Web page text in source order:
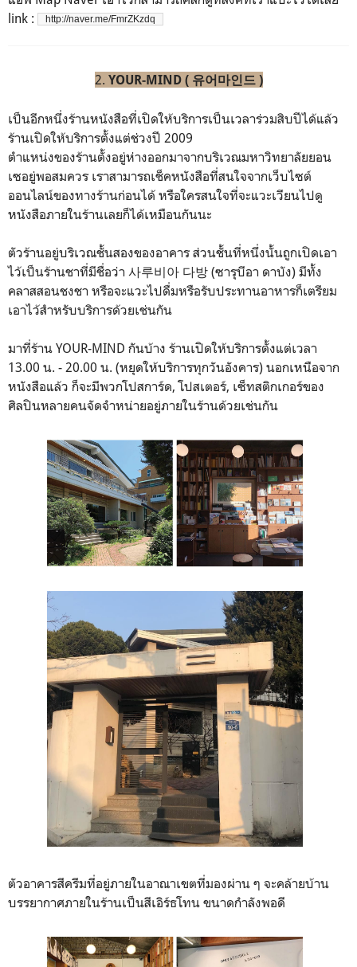
link :
http://naver.me/FmrZKzdq
2. YOUR-MIND ( 유어마인드 )
เป็นอีกหนึ่งร้านหนังสือที่เปิดให้บริการเป็นเวลาร่วมสิบปีได้แล้ว
ร้านเปิดให้บริการตั้งแต่ช่วงปี 2009
ตำแหน่งของร้านตั้งอยู่ห่างออกมาจากบริเวณมหาวิทยาลัยยอน
เซอยู่พอสมควร เราสามารถเช็คหนังสือที่สนใจจากเว็บไซต์
ออนไลน์ของทางร้านก่อนได้ หรือใครสนใจที่จะแวะเวียนไปดู
หนังสือภายในร้านเลยก็ได้เหมือนกันนะ
ตัวร้านอยู่บริเวณชั้นสองของอาคาร ส่วนชั้นที่หนึ่งนั้นถูกเปิดเอา
ไว้เป็นร้านชาที่มีชื่อว่า 사루비아 다방 (ซารุบีอา ดาบัง) มีทั้ง
คลาสสอนชงชา หรือจะแวะไปดื่มหรือรับประทานอาหารก็เตรียม
เอาไว้สำหรับบริการด้วยเช่นกัน
มาที่ร้าน YOUR-MIND กันบ้าง ร้านเปิดให้บริการตั้งแต่เวลา
13.00 น. - 20.00 น. (หยุดให้บริการทุกวันอังคาร) นอกเหนือจาก
หนังสือแล้ว ก็จะมีพวกโปสการ์ด, โปสเตอร์, เซ็ทสติกเกอร์ของ
ศิลปินหลายคนจัดจำหน่ายอยู่ภายในร้านด้วยเช่นกัน
ตัวอาคารสีครีมที่อยู่ภายในอาณาเขตที่มองผ่าน ๆ จะคล้ายบ้าน
บรรยากาศภายในร้านเป็นสีเอิร์ธโทน ขนาดกำลังพอดี